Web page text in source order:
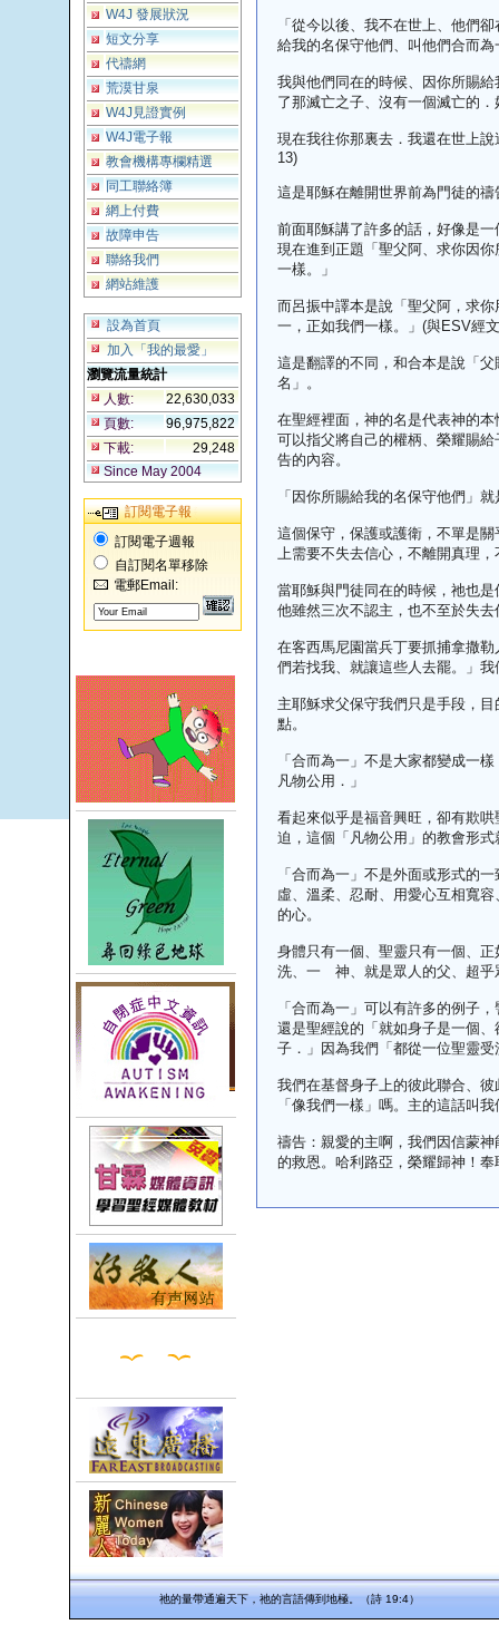
W4J 發展狀況
短文分享
代禱網
荒漠甘泉
W4J見證實例
W4J電子報
教會機構專欄精選
同工聯絡簿
網上付費
故障申告
聯絡我們
網站維護
設為首頁
加入「我的最愛」
瀏覽流量統計
人數:
22,630,033
頁數:
96,975,822
下載:
29,248
Since May 2004
訂閱電子報
訂閱電子週報
自訂閱名單移除
電郵Email:
「從今以後、我不在世上、他們
給我的名保守他們、叫他們合而為
我與他們同在的時候、因你所賜
了那滅亡之子、沒有一個滅亡的
現在我往你那裏去．我還在世上
13)
這是耶穌在離開世界前為門徒的禱
前面耶穌講了許多的話，好像是
現在進到正題「聖父阿、求你因
一樣。」
而呂振中譯本是說「聖父阿，求
一，正如我們一樣。」(與ESV經
這是翻譯的不同，和合本是說「
名」。
在聖經裡面，神的名是代表神的
可以指父將自己的權柄、榮耀賜
告的內容。
「因你所賜給我的名保守他們」
這個保守，保護或護衛，不單是
上需要不失去信心，不離開真理
當耶穌與門徒同在的時候，祂也
他雖然三次不認主，也不至於失去
在客西馬尼園當兵丁要抓捕拿撒
們若找我、就讓這些人去罷。」
主耶穌求父保守我們只是手段，
點。
「合而為一」不是大家都變成一
凡物公用．」
看起來似乎是福音興旺，卻有欺
迫，這個「凡物公用」的教會形
「合而為一」不是外面或形式的
虛、溫柔、忍耐、用愛心互相寬
的心。
身體只有一個、聖靈只有一個、
洗、一 神、就是眾人的父、超乎
「合而為一」可以有許多的例子
還是聖經說的「就如身子是一個
子．」因為我們「都從一位聖靈
我們在基督身子上的彼此聯合、
「像我們一樣」嗎。主的這話叫
禱告：親愛的主啊，我們因信蒙
的救恩。哈利路亞，榮耀歸神！
祂的量帶通遍天下，祂的言語傳到地極。（詩 19:4）